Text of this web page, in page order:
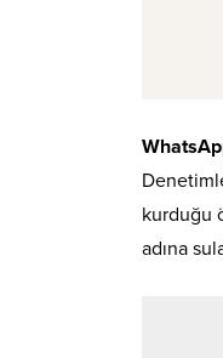
kurduğu
adına